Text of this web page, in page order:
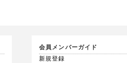
会員メンバーガイド
新規登録